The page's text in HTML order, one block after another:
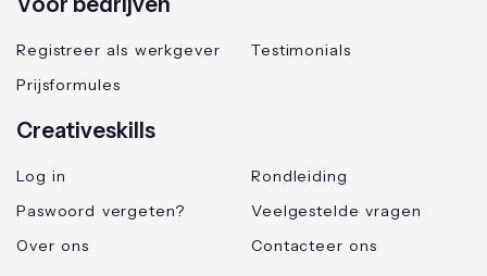
Registreer als werkgever
Prijsformules
Testimonials
Creativeskills
Log in
Paswoord vergeten?
Over ons
Rondleiding
Veelgestelde vragen
Contacteer ons